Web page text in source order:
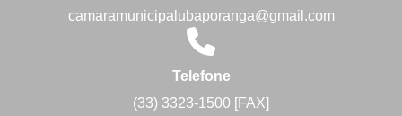
camaramunicipalubaporanga@gmail.com
Telefone
(33) 3323-1500 [FAX]